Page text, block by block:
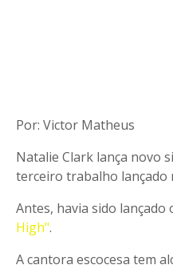
Por: Victor Matheus
Natalie Clark lança novo
terceiro trabalho lançado
Antes, havia sido lançado
High".
A cantora escocesa tem